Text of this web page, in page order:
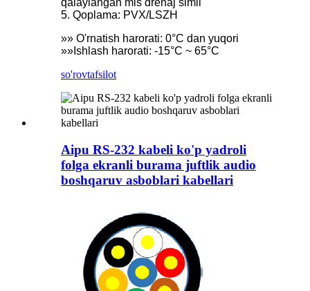
qalaylangan mis drenaj simli
5. Qoplama: PVX/LSZH
»» O'rnatish harorati: 0°C dan yuqori
»»Ishlash harorati: -15°C ~ 65°C
so'rovtafsilot
Aipu RS-232 kabeli ko'p yadroli
folga ekranli burama juftlik audio
boshqaruv asboblari kabellari